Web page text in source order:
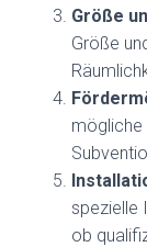
Größe
Größe
mögliche
spezielle
ob